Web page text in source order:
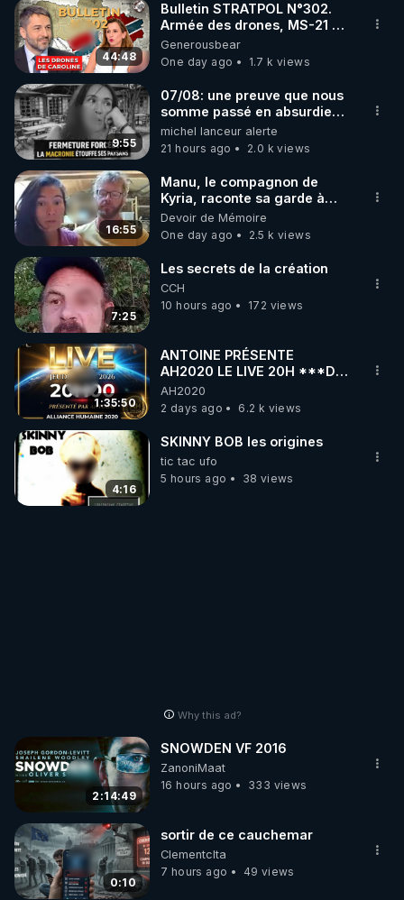
44:48
Bulletin STRATPOL N°302.
Armée des drones, MS-21 en
série, missiles coréens.
07.08.2026.
Generousbear
One day ago
1.7 k views
9:55
07/08: une preuve que nous
somme passé en absurdie
une dictature qui veut faire
taire ses opposant !
michel lanceur alerte
21 hours ago
2.0 k views
16:55
Manu, le compagnon de
Kyria, raconte sa garde à
vue musclée. PARTAGEZ!
Devoir de Mémoire
One day ago
2.5 k views
7:25
Les secrets de la création
CCH
10 hours ago
172 views
1:35:50
ANTOINE PRÉSENTE
AH2020 LE LIVE 20H ***DU
06/08/2026***
AH2020
2 days ago
6.2 k views
4:16
SKINNY BOB les origines
tic tac ufo
5 hours ago
38 views
Why this ad?
2:14:49
SNOWDEN VF 2016
ZanoniMaat
16 hours ago
333 views
0:10
sortir de ce cauchemar
Clementclta
7 hours ago
49 views